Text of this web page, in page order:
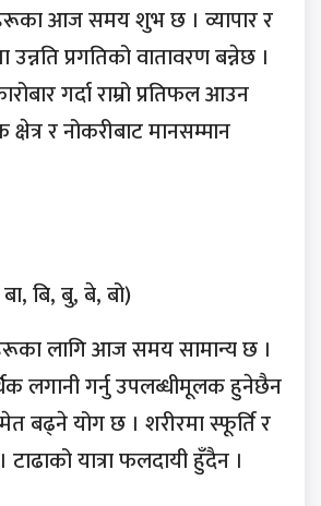
आज समय शुभ छ । व्यापार र
उन्नति प्रगतिको वातावरण बन्नेछ ।
गर्दा राम्रो प्रतिफल आउन
र नोकरीबाट मानसम्मान
बि, बु, बे, बो)
लागि आज समय सामान्य छ ।
लगानी गर्नु उपलब्धीमूलक हुनेछैन
बढ्ने योग छ । शरीरमा स्फूर्ति र
यात्रा फलदायी हुँदैन ।